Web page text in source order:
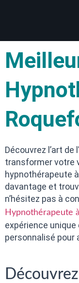
Découvrez l’art
transformer votre
hypnothérapeute
davantage et
n’hésitez pas à
Hypnothérapeute
expérience
personnalisé